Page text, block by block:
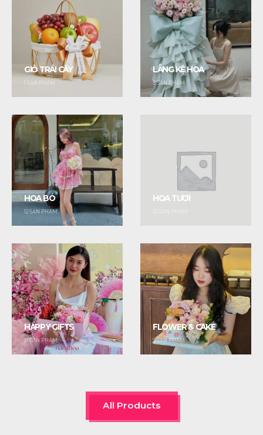
GIỎ TRÁI CÂY
1 SẢN PHẨM
LẴNG KỆ HOA
5SẢN PHẨM
HOA BÓ
12 SẢN PHẨM
HOA TƯƠI
HAPPY GIFTS
31 SẢN PHẨM
FLOWER & CAKE
9SẢN PHẨM
All Products